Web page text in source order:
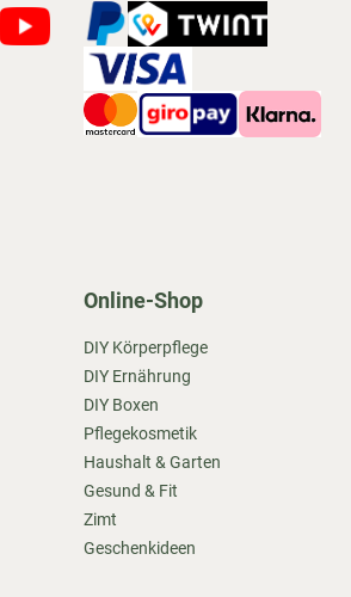
Online-Shop
DIY Körperpflege
DIY Ernährung
DIY Boxen
Pflegekosmetik
Haushalt & Garten
Gesund & Fit
Zimt
Geschenkideen